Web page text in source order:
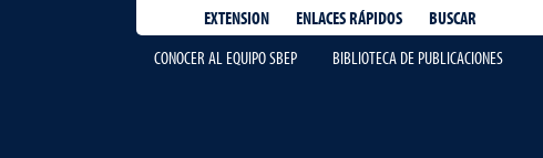
EXTENSION ENLACES RÁPIDOS
BUSCAR
CONOCER AL EQUIPO SBEP
BIBLIOTECA DE PUBLICACIONES